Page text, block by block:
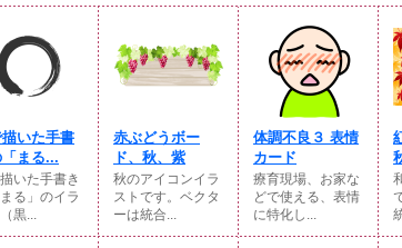
いた手書
「まる...
いた手書き
る」のイラ
黒...
赤ぶどうボー
ド、秋、紫
秋のアイコンイラ
ストです。ベクタ
ーは統合...
体調不良３ 表情
カード
療育現場、お家な
どで使える、表情
に特化し...